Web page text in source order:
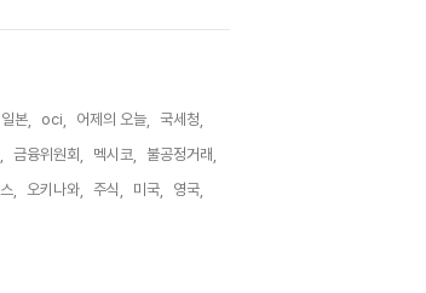
일본, oci, 어제의 오늘,
국세청,
금융위원회, 멕시코,
불공정거래,
, 오키나와, 주식, 미국,
영국,